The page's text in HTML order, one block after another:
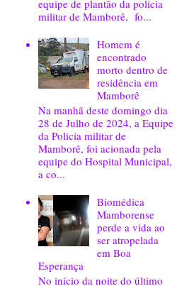
equipe de plantão da policia
militar de Mamborê, fo...
Homem é
encontrado
morto dentro de
residência em
Mamborê
Na manhã deste domingo dia
28 de Julho de 2024, a Equipe
da Policia militar de
Mamborê, foi acionada pela
equipe do Hospital Municipal,
a co...
Biomédica
Mamborense
perde a vida ao
ser atropelada
em Boa
Esperança
No início da noite do último